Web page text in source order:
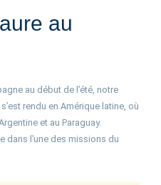
au
au début de l’été, notre
rendu en Amérique latine, où
et au Paraguay.
dans l’une des missions du